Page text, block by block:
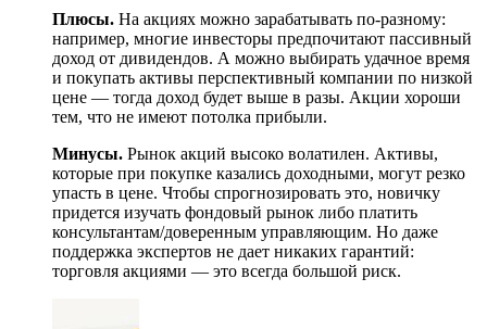
Плюсы. На акциях можно зарабатывать по-разному:
например, многие инвесторы предпочитают пассивный
доход от дивидендов. А можно выбирать удачное время
и покупать активы перспективный компании по низкой
цене — тогда доход будет выше в разы. Акции хороши
тем, что не имеют потолка прибыли.
Минусы. Рынок акций высоко волатилен. Активы,
которые при покупке казались доходными, могут резко
упасть в цене. Чтобы спрогнозировать это, новичку
придется изучать фондовый рынок либо платить
консультантам/доверенным управляющим. Но даже
поддержка экспертов не дает никаких гарантий:
торговля акциями — это всегда большой риск.